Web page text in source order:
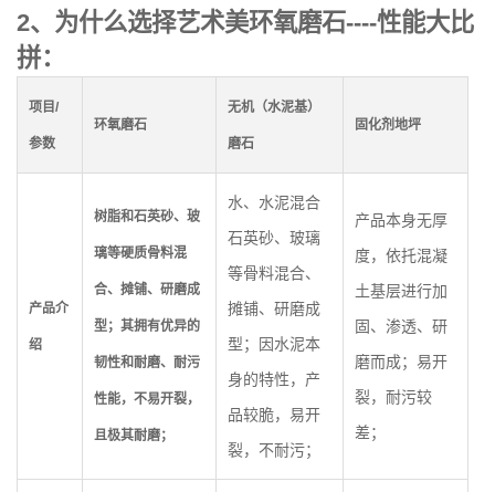
2、为什么选择艺术美环氧磨石----性能大比
拼：
项目 /
参数
环氧磨石
无机（水泥基）
磨石
固化剂地坪
产品介
绍
树脂和石英砂、玻
璃等硬质骨料混
合、摊铺、研磨成
型；其拥有优异的
韧性和耐磨、耐污
性能，不易开裂，
且极其耐磨；
水、水泥混合
石英砂、玻璃
等骨料混合、
摊铺、研磨成
型；因水泥本
身的特性，产
品较脆，易开
裂，不耐污；
产品本身无厚
度，依托混凝
土基层进行加
固、渗透、研
磨而成；易开
裂，耐污较
差；